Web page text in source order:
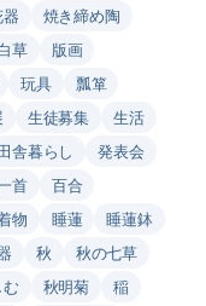
焼き締め陶
草
版画
玩具
瓢箪
生徒募集
生活
舎暮らし
発表会
首
百合
物 睡蓮
睡蓮鉢
秋
秋の七草
秋明菊
稲